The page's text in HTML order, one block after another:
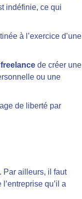
indéfinie, ce qui
à l’exercice d’une
freelance de créer une
ou une
de liberté par
Par ailleurs, il faut
qu’il a